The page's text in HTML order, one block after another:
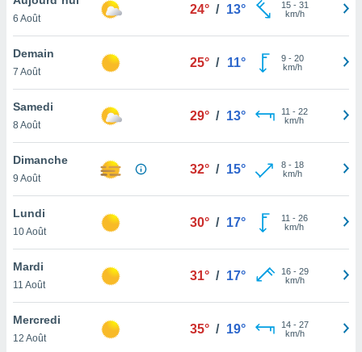
et
»,
au
vous
qu'ils
ou
le
ainsi
un
la
du
6 Août
24° / 13° 15- 31
km/h
Demain
7 Août
25° / 11° 9- 20
km/h
Samedi
8 Août
29° / 13° 11 - 22
km/h
Dimanche
9 Août
32° / 15° 8- 18
km/h
Lundi
10 Août
30° / 17° 11 - 26
km/h
Mardi
11 Août
31° / 17° 16- 29
km/h
Mercredi
12 Août
35° / 19° 14- 27
km/h